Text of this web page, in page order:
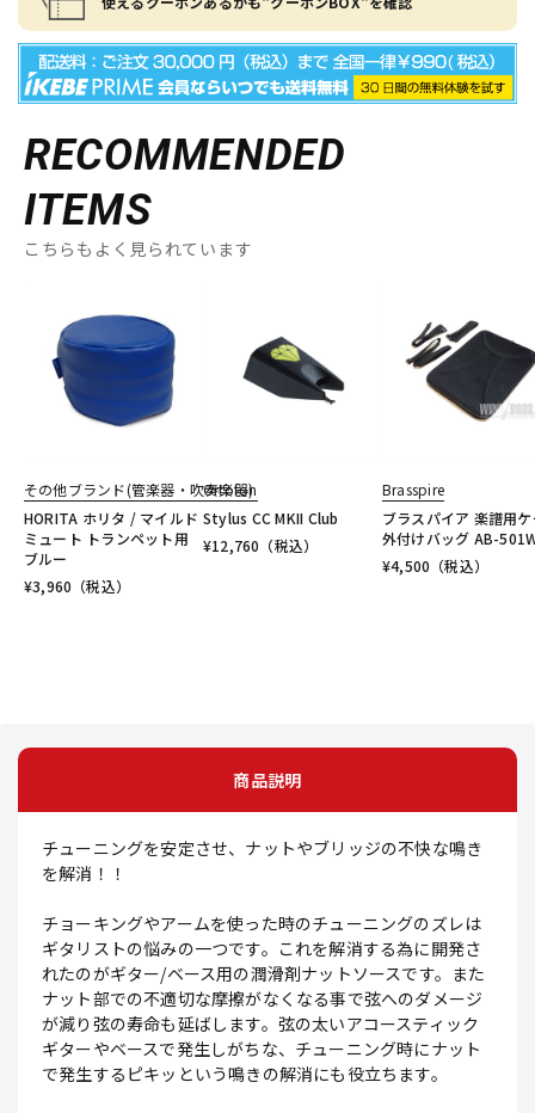
RECOMMENDED
ITEMS
こちらもよく見られています
その他ブランド(管楽器・吹奏楽器)
HORITA ホリタ / マイルド
ミュート トランペット用
ブルー
¥3,960 （税込）
Ortofon
Stylus CC MKII Club
¥12,760 （税込）
Brasspire
ブラスパイア 楽譜用ケ
外付けバッグ AB-
¥4,500 （税込）
商品説明
チューニングを安定させ、ナットやブリッジの不快な鳴き
を解消！！
チョーキングやアームを使った時のチューニングのズレは
ギタリストの悩みの一つです。これを解消する為に開発さ
れたのがギター/ベース用の潤滑剤ナットソースです。また
ナット部での不適切な摩擦がなくなる事で弦へのダメージ
が減り弦の寿命も延ばします。弦の太いアコースティック
ギターやベースで発生しがちな、チューニング時にナット
で発生するピキッという鳴きの解消にも役立ちます。